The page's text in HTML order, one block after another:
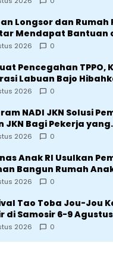
Longsor dan Rumah
Mendapat Bantuan
2026 0
Pencegahan TPPO,
Labuan Bajo
ke Lima Desa di
2026 0
NADI JKN Solusi
JKN Bagi Pekerja yang
Tidak Tetap
2026 0
Anak RI Usulkan
Bangun Rumah
Kekerasan
2026 0
Tao Toba Jou-Jou
di Samosir 6-9
Saksikan
2026 0